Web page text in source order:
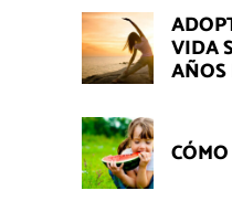
VIDA